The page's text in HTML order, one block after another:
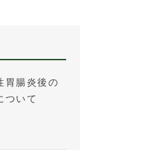
胃腸炎後の
ついて